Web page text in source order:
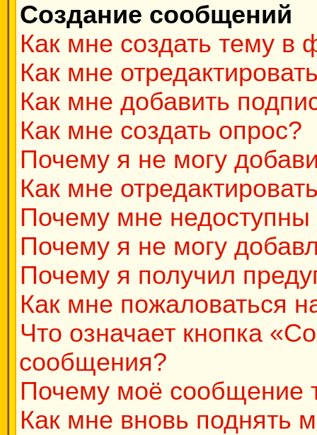
Создание сообщений
Как мне создать тему в
Как мне
Как мне добавить
Как мне создать опрос?
Почему я не могу
Как мне
Почему мне
Почему я не могу
Почему я получил
Как мне пожаловаться
Что означает кнопка
сообщения?
Почему моё сообщение
Как мне вновь поднять